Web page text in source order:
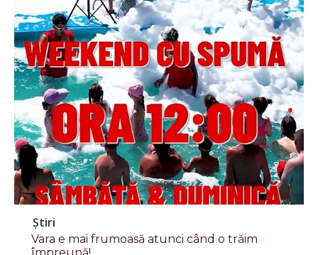
Știri
Vara e mai frumoasă atunci când o trăim